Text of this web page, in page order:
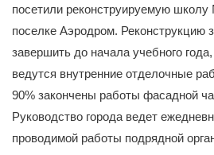
посетили реконструируемую
поселке Аэродром. Реконструкцию
завершить до начала учебного
ведутся внутренние отделочные
90% закончены работы фасадной
Руководство города ведет
проводимой работы подрядной